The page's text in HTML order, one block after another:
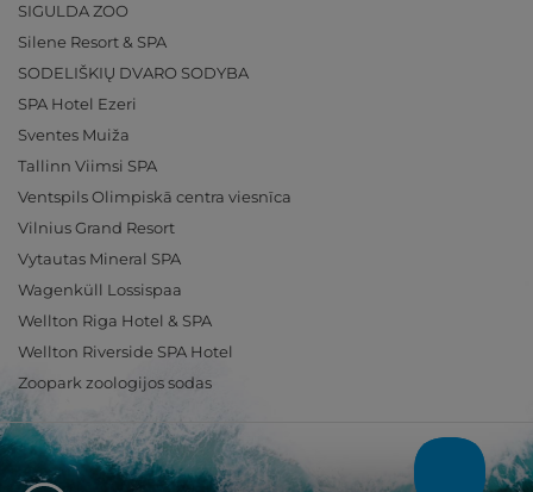
SIGULDA ZOO
Silene Resort & SPA
SODELIŠKIŲ DVARO SODYBA
SPA Hotel Ezeri
Sventes Muiža
Tallinn Viimsi SPA
Ventspils Olimpiskā centra viesnīca
Vilnius Grand Resort
Vytautas Mineral SPA
Wagenküll Lossispaa
Wellton Riga Hotel & SPA
Wellton Riverside SPA Hotel
Zoopark zoologijos sodas